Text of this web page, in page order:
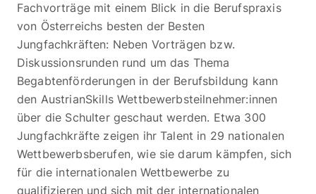
Fachvorträge mit einem Blick in die Berufspraxis
von Österreichs besten der Besten
Jungfachkräften: Neben Vorträgen bzw.
Diskussionsrunden rund um das Thema
Begabtenförderungen in der Berufsbildung kann
den AustrianSkills Wettbewerbsteilnehmer:innen
über die Schulter geschaut werden. Etwa 300
Jungfachkräfte zeigen ihr Talent in 29 nationalen
Wettbewerbsberufen, wie sie darum kämpfen, sich
für die internationalen Wettbewerbe zu
qualifizieren und sich mit der internationalen